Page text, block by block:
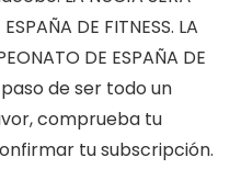
DE FITNESS. LA
DE ESPAÑA DE
paso de ser todo un
comprueba tu
tu subscripción.